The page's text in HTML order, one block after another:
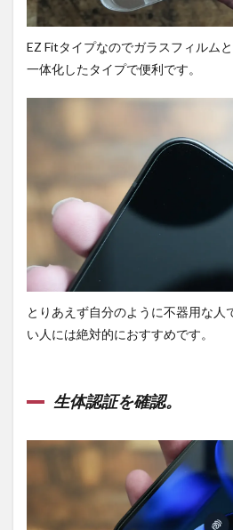
5.5
望遠
影。
で撮
影。
5.7
広角
(低照
度)で
影。
5.8
度)で
撮
と価
EZ Fitタイプなのでガラスフィルム
一体化したタイプで便利です。
とりあえず自分のように不器用な人
い人には絶対的におすすめです。
生体認証を確認。